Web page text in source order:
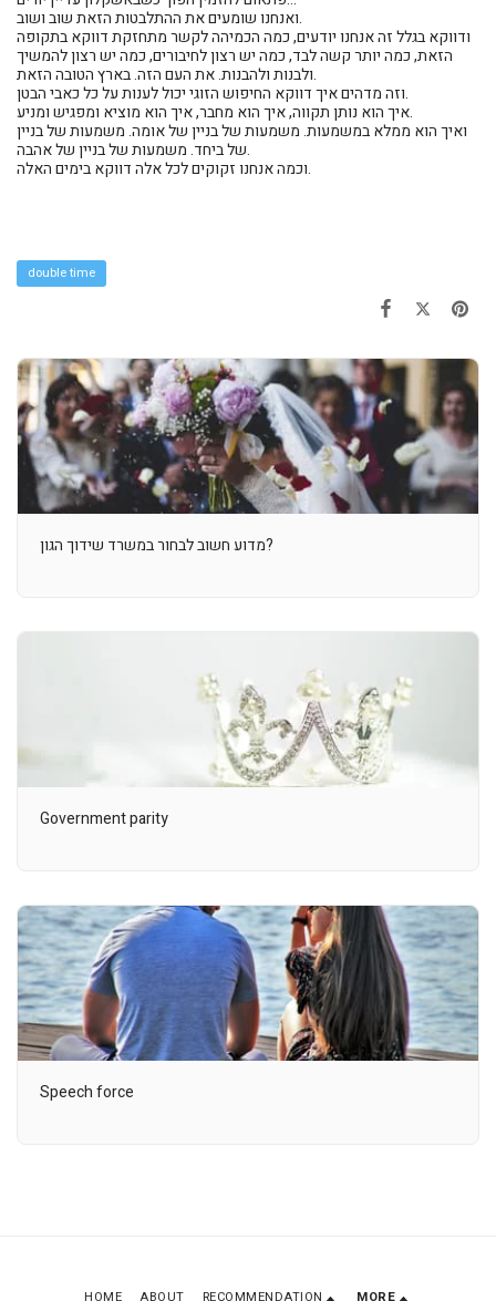
ואנחנו שומעים את ההתלבטות הזאת שוב ושוב.
ודווקא בגלל זה אנחנו יודעים, כמה הכמיהה לקשר מתחזקת דווקא בתקופה
הזאת, כמה יותר קשה לבד, כמה יש רצון לחיבורים, כמה יש רצון להמשיך
ולבנות ולהבנות. את העם הזה. בארץ הטובה הזאת.
וזה מדהים איך דווקא החיפוש הזוגי יכול לענות על כל כאבי הבטן.
איך הוא נותן תקווה, איך הוא מחבר, איך הוא מוציא ומפגיש ומניע.
ואיך הוא ממלא במשמעות. משמעות של בניין של אומה. משמעות של בניין
של ביחד. משמעות של בניין של אהבה.
וכמה אנחנו זקוקים לכל אלה דווקא בימים האלה.
double time
מדוע חשוב לבחור במשרד שידוך הגון?
Government parity
Speech force